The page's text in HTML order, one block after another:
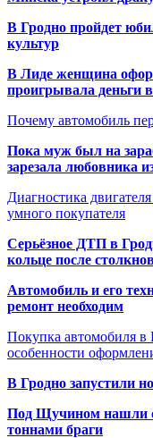
В Гродно пройдет
культур
В Лиде женщина
проигрывала деньги
Почему автомобиль
Пока муж был на
зарезала любовника
Диагностика
умного покупателя
Серьёзное ДТП в
кольце после
Автомобиль и его
ремонт необходим
Покупка автомобиля в
особенности
В Гродно запустили
Под Щучином нашли
тоннами браги